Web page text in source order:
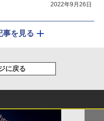
2022年9月26日
事を見る
に戻る